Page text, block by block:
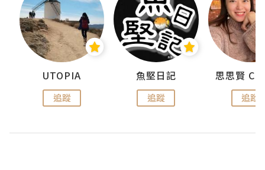
UTOPIA
追蹤
魚堅日記
追蹤 追蹤